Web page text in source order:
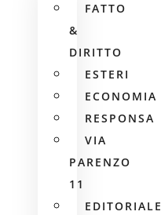
FATTO
&
DIRITTO
ESTERI
ECONOMIA
RESPONSA
VIA
PARENZO
11
EDITORIALE